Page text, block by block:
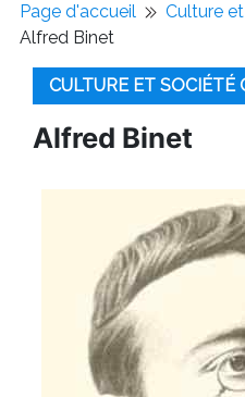
Page d'accueil
Culture
Alfred Binet
CULTURE ET SOCIÉTÉ
Alfred Binet